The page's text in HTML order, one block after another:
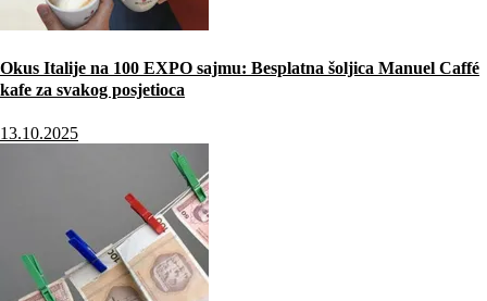
Okus Italije na 100 EXPO sajmu: Besplatna šoljica Manuel Caffé
kafe za svakog posjetioca
13.10.2025